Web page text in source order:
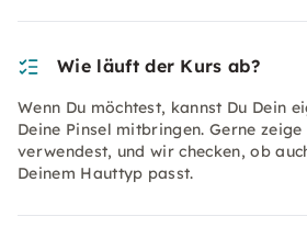
Wie läuft der Kurs ab?
Wenn Du möchtest, kannst Du Dein
Deine Pinsel mitbringen. Gerne
verwendest, und wir checken, ob
Deinem Hauttyp passt.